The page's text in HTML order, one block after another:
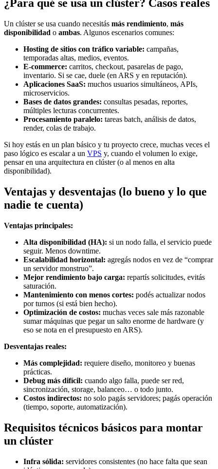
¿Para qué se usa un clúster? Casos reales
Un clúster se usa cuando necesitás más rendimiento, más
disponibilidad o ambas. Algunos escenarios comunes:
Hosting de sitios con tráfico variable: campañas,
temporadas altas, medios, eventos.
E-commerce: carritos, checkout, pasarelas de pago,
inventario. Si se cae, duele (en ARS y en reputación).
Aplicaciones SaaS: muchos usuarios simultáneos, APIs,
microservicios.
Bases de datos grandes: consultas pesadas, reportes,
múltiples lecturas concurrentes.
Procesamiento paralelo: tareas batch, análisis de datos,
render, colas de trabajo.
Si hoy estás en un plan básico y tu proyecto crece, muchas veces el
paso lógico es escalar a un VPS y, cuando el volumen lo exige,
pensar en una arquitectura en clúster (o al menos en alta
disponibilidad).
Ventajas y desventajas (lo bueno y lo que
nadie te cuenta)
Ventajas principales:
Alta disponibilidad (HA): si un nodo falla, el servicio puede
seguir. Menos downtime.
Escalabilidad horizontal: agregás nodos en vez de “comprar
un servidor monstruo”.
Mejor rendimiento bajo carga: repartís solicitudes, evitás
saturación.
Mantenimiento con menos cortes: podés actualizar nodos
por turnos (si está bien hecho).
Optimización de costos: muchas veces sale más razonable
sumar máquinas que pegar un salto enorme de hardware (y
eso se nota en el presupuesto en ARS).
Desventajas reales:
Más complejidad: requiere diseño, monitoreo y buenas
prácticas.
Debug más difícil: cuando algo falla, puede ser red,
sincronización, storage, balanceo… o todo junto.
Costos indirectos: no solo pagás servidores; pagás operación
(tiempo, soporte, automatización).
Requisitos técnicos básicos para montar
un clúster
Infra sólida: servidores consistentes (no hace falta que sean